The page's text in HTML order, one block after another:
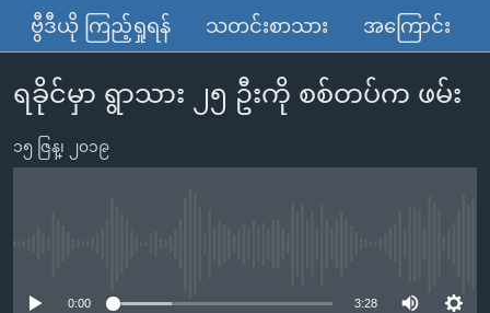
သည့်
Link
များ
ပင်မ
မြန်မာ
ကမ္ဘာ့သတင်းများ
နိုင်ငံတကာ
တရုတ်
ဗွီဒီယို
ရပ်ဝန်းတခု လမ်းတခု အလွန်
ဗွီဒီယို ကြည့်ရှုရန် သတင်းစာသား အကြောင်း
ရခိုင်မှာ ရွာသား ၂၅ ဦးကို စစ်တပ်က ဖမ်း
၁၅ ဇြန္၊ ၂၀၁၉
0:00 3:28